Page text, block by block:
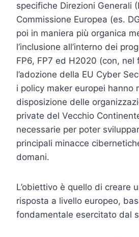
specifiche Direzioni Generali
Commissione Europea (es.
poi in maniera più organica
l’inclusione all’interno dei
FP6, FP7 ed H2020 (con, nel
l’adozione della EU Cyber
i policy maker europei hanno
disposizione delle
private del Vecchio
necessarie per poter
principali minacce
domani.
L’obiettivo è quello di creare
risposta a livello europeo,
fondamentale esercitato dal